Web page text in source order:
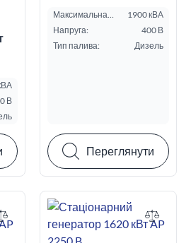
В
Максимальна
потужність ESP,
кВА:
1900 кВА
Напруга:
400 В
Тип палива:
Дизель
Переглянути